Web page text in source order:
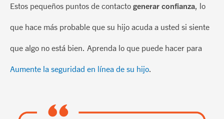
Estos pequeños puntos de contacto generar confianza, lo
que hace más probable que su hijo acuda a usted si siente
que algo no está bien. Aprenda lo que puede hacer para
Aumente la seguridad en línea de su hijo.